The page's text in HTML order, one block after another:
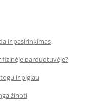
ir pasirinkimas
parduotuvėje?
ir pigiau
žinoti